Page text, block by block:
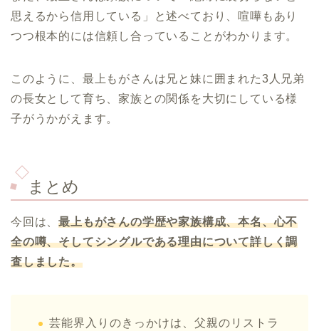
思えるから信用している」と述べており、喧嘩もあり
つつ根本的には信頼し合っていることがわかります。
このように、最上もがさんは兄と妹に囲まれた3人兄弟
の長女として育ち、家族との関係を大切にしている様
子がうかがえます。
まとめ
今回は、最上もがさんの学歴や家族構成、本名、心不
全の噂、そしてシングルである理由について詳しく調
査しました。
芸能界入りのきっかけは、父親のリストラ